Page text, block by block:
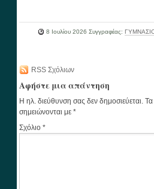
8 Ιουλίου 2026 Συγγραφέας:
RSS Σχόλιων
Αφήστε μια απάντηση
Η ηλ. διεύθυνση σας δεν δημοσιεύεται. Τα
σημειώνονται με*
Σχόλιο*